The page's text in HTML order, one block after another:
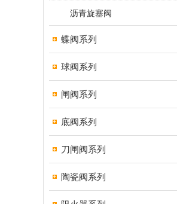
沥青旋塞阀
蝶阀系列
球阀系列
闸阀系列
底阀系列
刀闸阀系列
陶瓷阀系列